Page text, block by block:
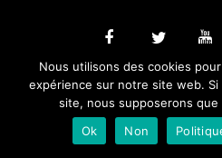
PHOTOGRAPHE & VIDEASTE
Nous utilisons des cookies
expérience sur notre site web.
site, nous supposerons
Ok
Non